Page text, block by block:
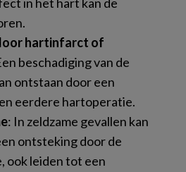
hartinfarct of
beschadiging van de
ontstaan door een
eerdere hartoperatie.
: In zeldzame gevallen kan
ontsteking door de
ook leiden tot een